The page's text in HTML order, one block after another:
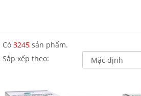
Có 3245 sản phẩm.
Sắp xếp theo: